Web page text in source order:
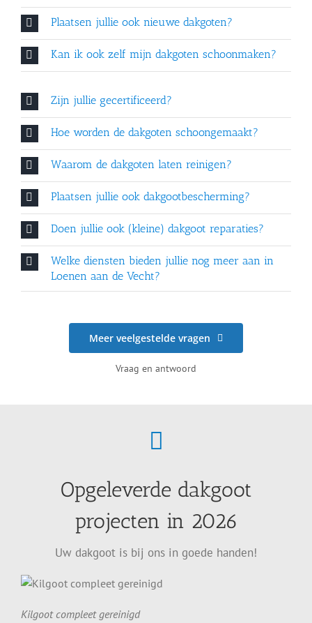
Plaatsen jullie ook nieuwe dakgoten?
Kan ik ook zelf mijn dakgoten schoonmaken?
Zijn jullie gecertificeerd?
Hoe worden de dakgoten schoongemaakt?
Waarom de dakgoten laten reinigen?
Plaatsen jullie ook dakgootbescherming?
Doen jullie ook (kleine) dakgoot reparaties?
Welke diensten bieden jullie nog meer aan in
Loenen aan de Vecht?
Meer veelgestelde vragen
Vraag en antwoord
Opgeleverde dakgoot
projecten in 2026
Uw dakgoot is bij ons in goede handen!
Kilgoot compleet gereinigd